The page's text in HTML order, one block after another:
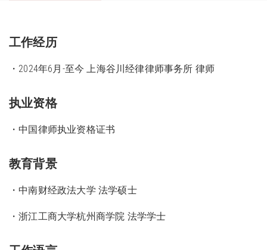
工作经历
・2024年6月-至今 上海谷川经律律师事务所 律师
执业资格
・中国律师执业资格证书
教育背景
・中南财经政法大学 法学硕士
・浙江工商大学杭州商学院 法学学士